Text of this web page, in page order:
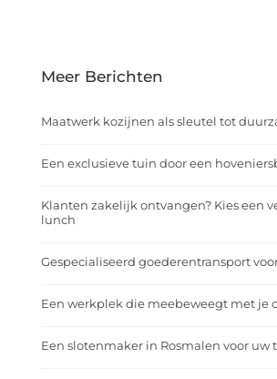
Meer Berichten
Maatwerk kozijnen als sleutel tot
Een exclusieve tuin door een
Klanten zakelijk ontvangen? Kies een
lunch
Gespecialiseerd goederentransport
Een werkplek die meebeweegt met je
Een slotenmaker in Rosmalen voor uw